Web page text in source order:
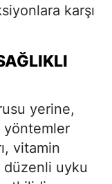
karşı
yerine,
yöntemler
vitamin
düzenli uyku